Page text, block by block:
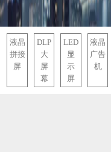
液晶
拼接
屏
DLP
大
屏
幕
LED
显
示
屏
液晶
广告
机